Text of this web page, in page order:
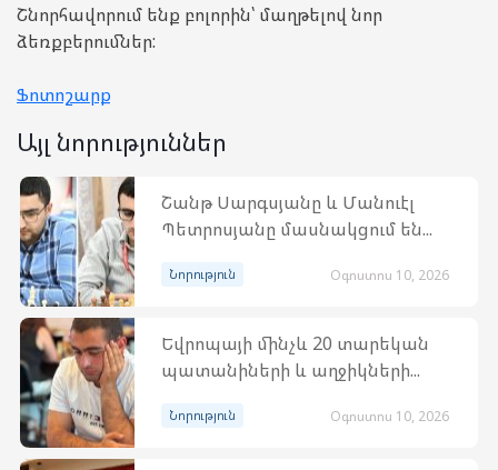
Շնորհավորում ենք բոլորին՝ մաղթելով նոր
ձեռքբերումներ:
Ֆոտոշարք
Այլ նորություններ
Շանթ Սարգսյանը և Մանուէլ
Պետրոսյանը մասնակցում են...
Նորություն Օգոստոս 10, 2026
Եվրոպայի մինչև 20 տարեկան
պատանիների և աղջիկների...
Նորություն Օգոստոս 10, 2026